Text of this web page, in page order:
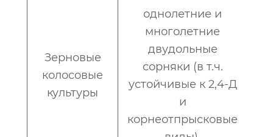
Зерновые
колосовые
культуры
однолетние и
многолетние
двудольные
сорняки (в т.ч.
устойчивые к 2,4-Д
и
корнеотпрысковые